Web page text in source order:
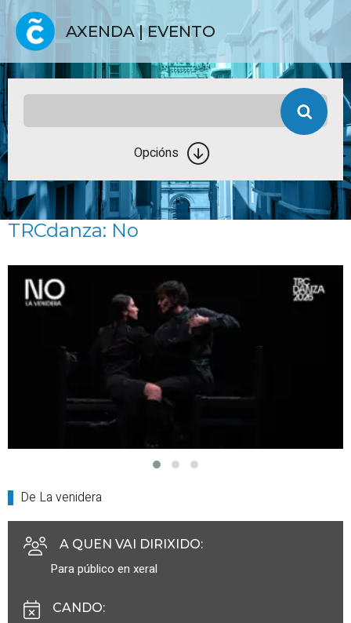
AXENDA | EVENTO
Opcións
TRCdanza: No
De La venidera
A QUEN VAI DIRIXIDO:
Para público en xeral
CANDO: